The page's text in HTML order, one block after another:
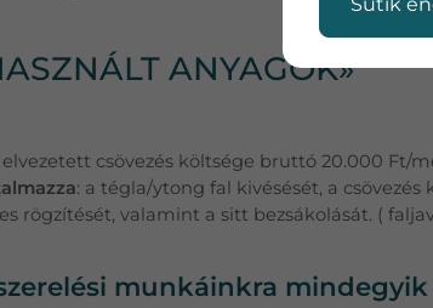
ANYAGOK»
csövezés költsége bruttó 20.000 Ft/
: a tégla/ytong fal kivésését, a
rögzítését, valamint a sitt bezsákolását. (
munkáinkra